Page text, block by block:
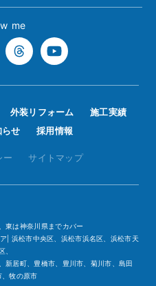
me
外装リフォーム
施工実績
らせ 採用情報
ー サイトマップ
東は神奈川県までカバー
| 浜松市中央区、浜松市浜名区、浜松市天
、
新居町、豊橋市、豊川市、菊川市、島田
、牧の原市